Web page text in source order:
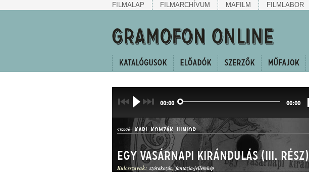
FILMALAP FILMARCHÍVUM MAFILM FILMLABOR
00:00 00:00
SZERZŐ: KARL KOMZÁK JUNIOR
Egy vasárnapi kirándulás (III. rész)
Kulcsszavak: szórakozás fantázia-jellemkép